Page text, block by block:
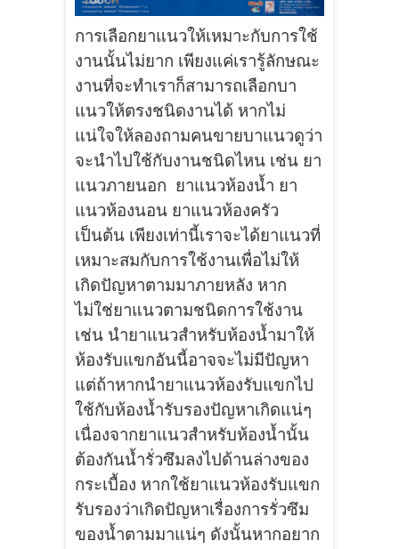
การเลือกยาแนวให้เหมาะกับการใช้
งานนั้นไม่ยาก เพียงแค่เรารู้ลักษณะ
งานที่จะทำเราก็สามารถเลือกบา
แนวให้ตรงชนิดงานได้ หากไม่
แน่ใจให้ลองถามคนขายบาแนวดูว่า
จะนำไปใช้กับงานชนิดไหน เช่น ยา
แนวภายนอก ยาแนวห้องน้ำ ยา
แนวห้องนอน ยาแนวห้องครัว
เป็นต้น เพียงเท่านี้เราจะได้ยาแนวที่
เหมาะสมกับการใช้งานเพื่อไม่ให้
เกิดปัญหาตามมาภายหลัง หาก
ไม่ใช่ยาแนวตามชนิดการใช้งาน
เช่น นำยาแนวสำหรับห้องน้ำมาให้
ห้องรับแขกอันนี้อาจจะไม่มีปัญหา
แต่ถ้าหากนำยาแนวห้องรับแขกไป
ใช้กับห้องน้ำรับรองปัญหาเกิดแน่ๆ
เนื่องจากยาแนวสำหรับห้องน้ำนั้น
ต้องกันน้ำรั่วซึมลงไปด้านล่างของ
กระเบื้อง หากใช้ยาแนวห้องรับแขก
รับรองว่าเกิดปัญหาเรื่องการรั่วซึม
ของน้ำตามมาแน่ๆ ดังนั้นหากอยาก